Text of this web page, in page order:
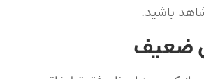
باشید.
ضعیف